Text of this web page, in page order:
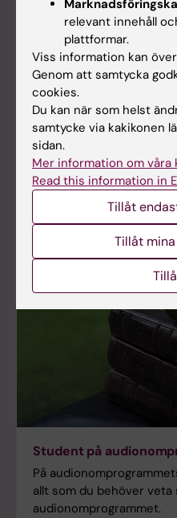
Lärplattformen
Canvas
Logga in i Canvas
Lär dig använda
Canvas i Canvas
studentguide
Student på
På
allt som du behöver
audionomprogrammet.
relevant innehåll
plattformar.
Viss information kan
Genom att samtycka
cookies.
Du kan när som helst
samtycke via kakikonen
sidan.
Mer information om våra
Read this information in
Tillåt
Tillåt